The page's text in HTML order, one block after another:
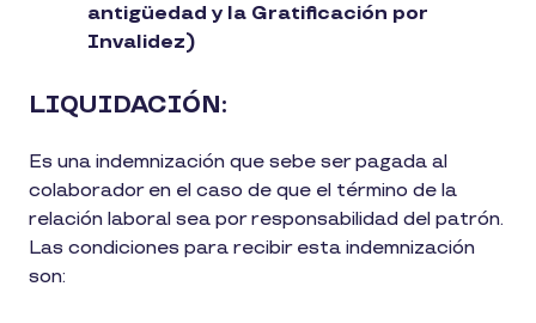
antigüedad y la Gratificación por
Invalidez)
LIQUIDACIÓN:
Es una indemnización que sebe ser pagada al
colaborador en el caso de que el término de la
relación laboral sea por responsabilidad del patrón.
Las condiciones para recibir esta indemnización
son: